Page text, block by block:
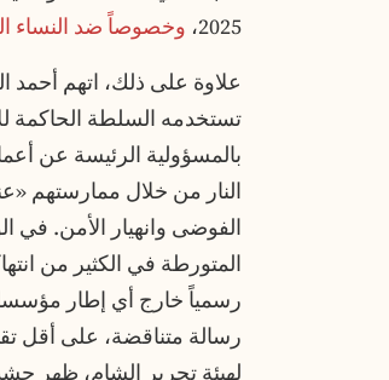
2025، وخصوصاً ضد النساء
علاوة على ذلك، اتهم
تستخدمه السلطة الحاكمة
بالمسؤولية الرئيسة عن
النار من خلال ممارستهم
الفوضى وانهيار الأمن. في
المتورطة في الكثير من
رسمياً خارج أي إطار
رسالة متناقضة، على أقل
لهيئة تحرير الشام، ظهر